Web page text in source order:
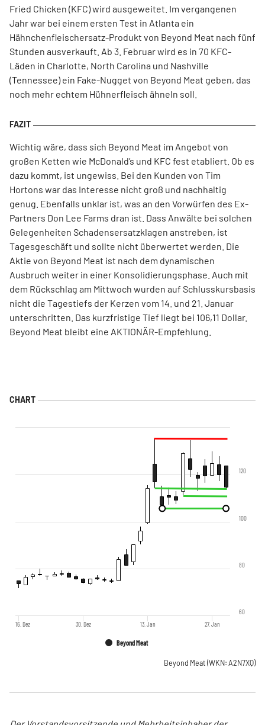
Fried Chicken (KFC) wird ausgeweitet. Im vergangenen
Jahr war bei einem ersten Test in Atlanta ein
Hähnchenfleischersatz-Produkt von Beyond Meat nach fünf
Stunden ausverkauft. Ab 3. Februar wird es in 70 KFC-
Läden in Charlotte, North Carolina und Nashville
(Tennessee) ein Fake-Nugget von Beyond Meat geben, das
noch mehr echtem Hühnerfleisch ähneln soll.
Wichtig wäre, dass sich Beyond Meat im Angebot von
großen Ketten wie McDonald’s und KFC fest etabliert. Ob es
dazu kommt, ist ungewiss. Bei den Kunden von Tim
Hortons war das Interesse nicht groß und nachhaltig
genug. Ebenfalls unklar ist, was an den Vorwürfen des Ex-
Partners Don Lee Farms dran ist. Dass Anwälte bei solchen
Gelegenheiten Schadensersatzklagen anstreben, ist
Tagesgeschäft und sollte nicht überwertet werden. Die
Aktie von Beyond Meat ist nach dem dynamischen
Ausbruch weiter in einer Konsolidierungsphase. Auch mit
dem Rückschlag am Mittwoch wurden auf Schlusskursbasis
nicht die Tagestiefs der Kerzen vom 14. und 21. Januar
unterschritten. Das kurzfristige Tief liegt bei 106,11 Dollar.
Beyond Meat bleibt eine AKTIONÄR-Empfehlung.
Beyond Meat
16. Dez 30. Dez 13. Jan 27. Jan
60
80
100
120
Beyond Meat (WKN: A2N7XQ)